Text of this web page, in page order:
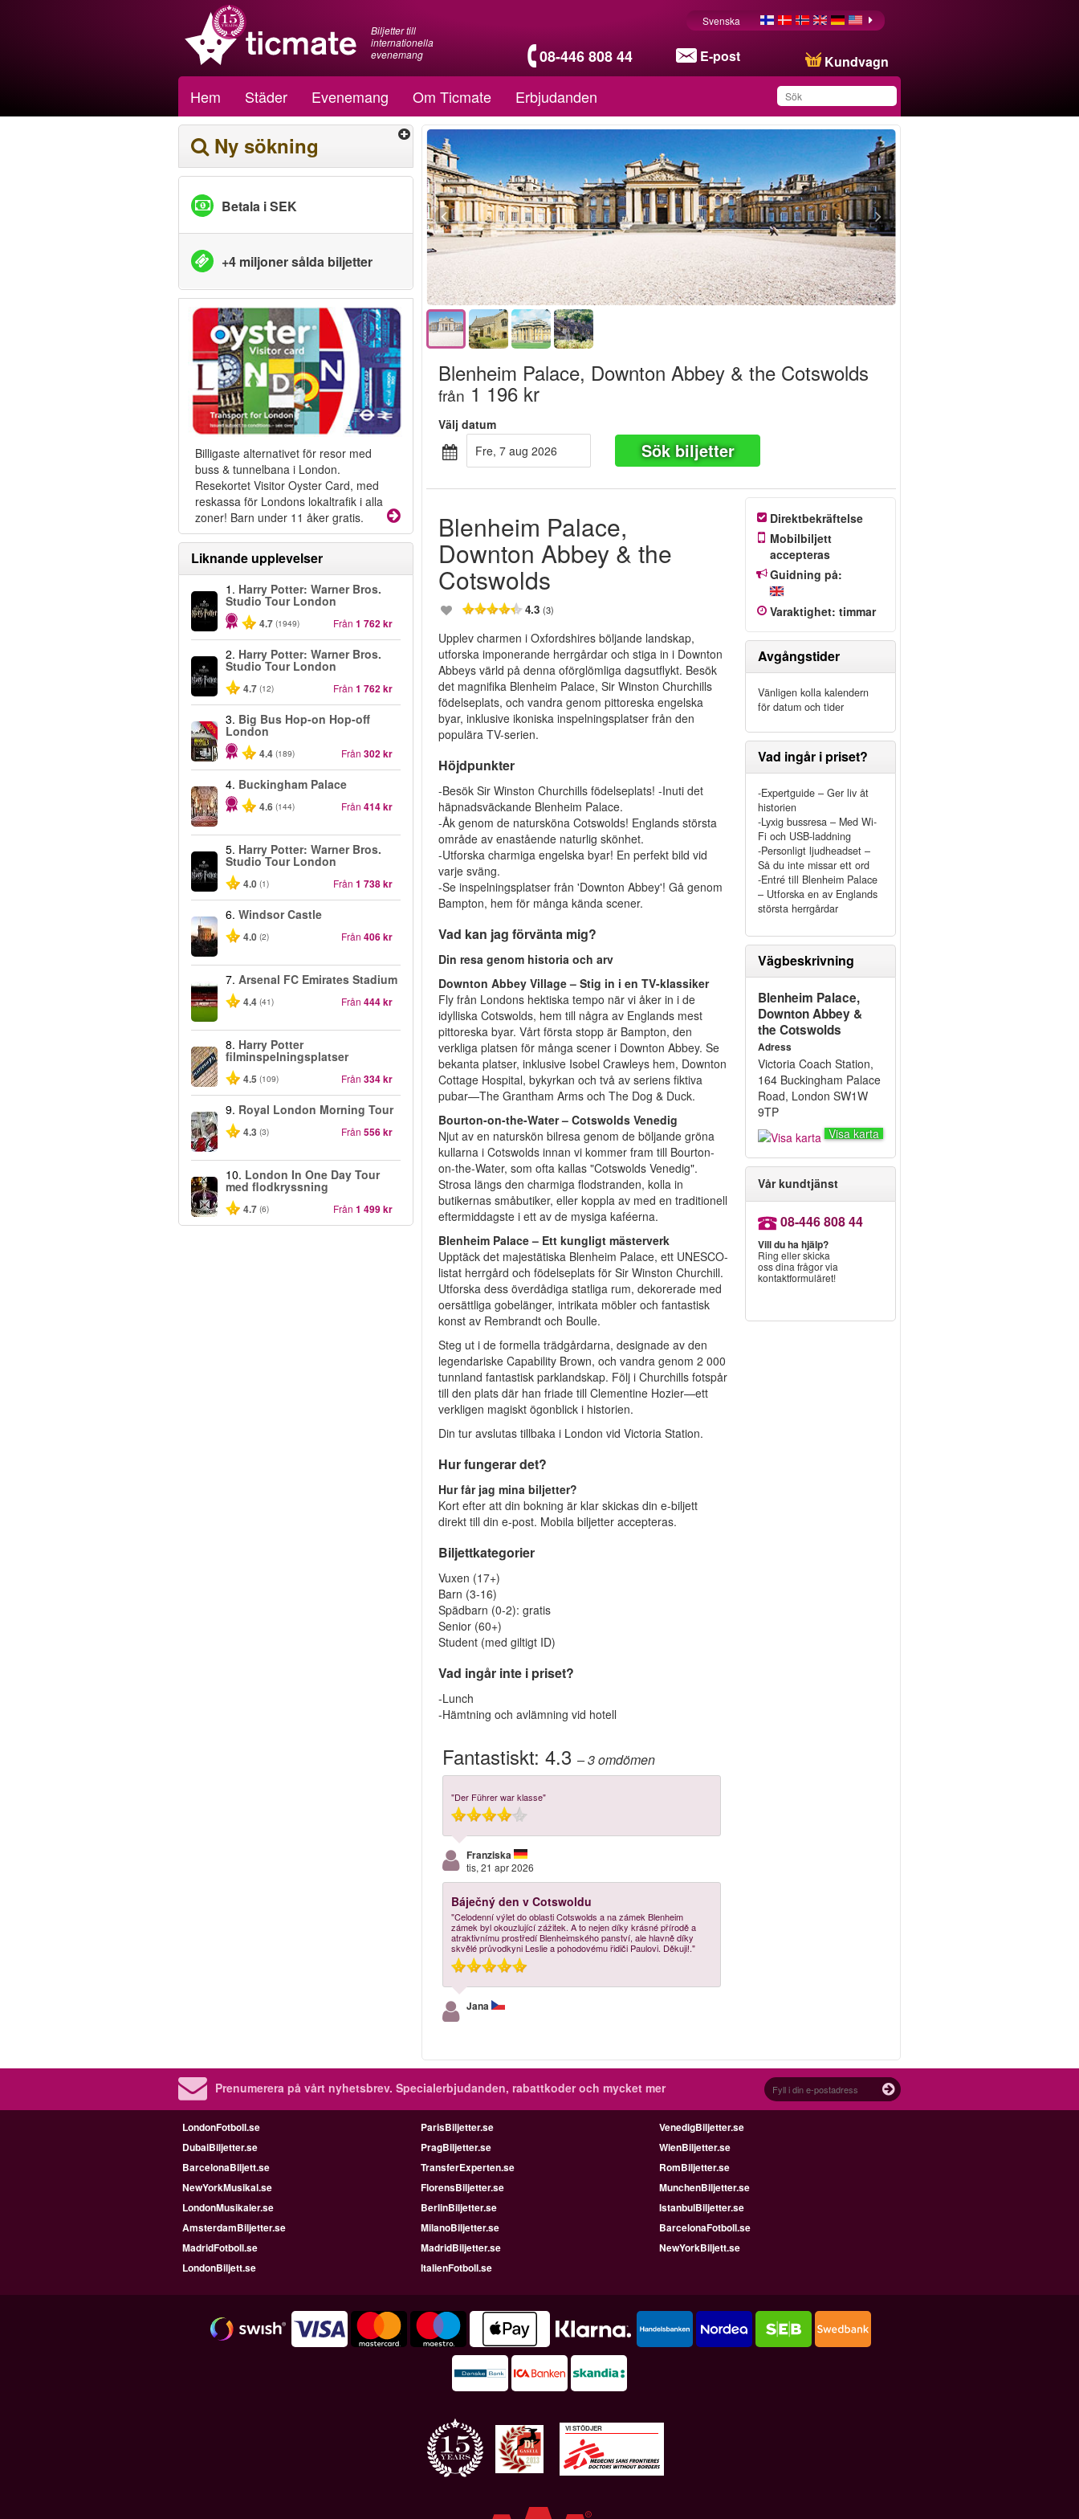
Biljetter till
internationella
evenemang
08-446 808 44 E-post Kundvagn
Svenska
Hem Städer Evenemang Om Ticmate Erbjudanden
Du har sparat produkten
i din lista
Ny sökning
Betala i SEK
+4 miljoner sålda biljetter
Billigaste alternativet för resor med
buss & tunnelbana i London.
Resekortet Visitor Oyster Card, med
reskassa för Londons lokaltrafik i alla
zoner! Barn under 11 åker gratis.
Liknande upplevelser
1. Harry Potter: Warner Bros.
Studio Tour London
4.7 (1949) Från 1 762 kr
2. Harry Potter: Warner Bros.
Studio Tour London
4.7 (12) Från 1 762 kr
-40%
3. Big Bus Hop-on Hop-off
London
4.4 (189) Från 302 kr
4. Buckingham Palace
4.6 (144) Från 414 kr
5. Harry Potter: Warner Bros.
Studio Tour London
4.0 (1) Från 1 738 kr
6. Windsor Castle
4.0 (2) Från 406 kr
7. Arsenal FC Emirates Stadium
4.4 (41) Från 444 kr
8. Harry Potter
filminspelningsplatser
4.5 (109) Från 334 kr
9. Royal London Morning Tour
4.3 (3) Från 556 kr
10. London In One Day Tour
med flodkryssning
4.7 (6) Från 1 499 kr
Blenheim Palace, Downton Abbey & the Cotswolds
från 1 196 kr
Välj datum
fre, 7 aug 2026
Sök biljetter
Blenheim Palace,
Downton Abbey & the
Cotswolds
4.3(3)
Upplev charmen i Oxfordshires böljande landskap,
utforska imponerande herrgårdar och stiga in i Downton
Abbeys värld på denna oförglömliga dagsutflykt. Besök
det magnifika Blenheim Palace, Sir Winston Churchills
födelseplats, och vandra genom pittoreska engelska
byar, inklusive ikoniska inspelningsplatser från den
populära TV-serien.
Höjdpunkter
-Besök Sir Winston Churchills födelseplats! -Inuti det
häpnadsväckande Blenheim Palace.
-Åk genom de natursköna Cotswolds! Englands största
område av enastående naturlig skönhet.
-Utforska charmiga engelska byar! En perfekt bild vid
varje sväng.
-Se inspelningsplatser från 'Downton Abbey'! Gå genom
Bampton, hem för många kända scener.
Vad kan jag förvänta mig?
Din resa genom historia och arv
Downton Abbey Village – Stig in i en TV-klassiker
Fly från Londons hektiska tempo när vi åker in i de
idylliska Cotswolds, hem till några av Englands mest
pittoreska byar. Vårt första stopp är Bampton, den
verkliga platsen för många scener i Downton Abbey. Se
bekanta platser, inklusive Isobel Crawleys hem, Downton
Cottage Hospital, bykyrkan och två av seriens fiktiva
pubar—The Grantham Arms och The Dog & Duck.
Bourton-on-the-Water – Cotswolds Venedig
Njut av en naturskön bilresa genom de böljande gröna
kullarna i Cotswolds innan vi kommer fram till Bourton-
on-the-Water, som ofta kallas "Cotswolds Venedig".
Strosa längs den charmiga flodstranden, kolla in
butikernas småbutiker, eller koppla av med en traditionell
eftermiddagste i ett av de mysiga kaféerna.
Blenheim Palace – Ett kungligt mästerverk
Upptäck det majestätiska Blenheim Palace, ett UNESCO-
listat herrgård och födelseplats för Sir Winston Churchill.
Utforska dess överdådiga statliga rum, dekorerade med
oersättliga gobelänger, intrikata möbler och fantastisk
konst av Rembrandt och Boulle.
Steg ut i de formella trädgårdarna, designade av den
legendariske Capability Brown, och vandra genom 2 000
tunnland fantastisk parklandskap. Följ i Churchills fotspår
till den plats där han friade till Clementine Hozier—ett
verkligen magiskt ögonblick i historien.
Din tur avslutas tillbaka i London vid Victoria Station.
Hur fungerar det?
Hur får jag mina biljetter?
Kort efter att din bokning är klar skickas din e-biljett
direkt till din e-post. Mobila biljetter accepteras.
Biljettkategorier
Vuxen (17+)
Barn (3-16)
Spädbarn (0-2): gratis
Senior (60+)
Student (med giltigt ID)
Vad ingår inte i priset?
-Lunch
-Hämtning och avlämning vid hotell
Fantastiskt:4.3– 3omdömen
"Der Führer war klasse"
Franziska
tis, 21 apr 2026
Báječný den v Cotswoldu
"Celodenní výlet do oblasti Cotswolds a na zámek Blenheim
zámek byl okouzlující zážitek. A to nejen díky krásné přírodě a
atraktivnímu prostředí Blenheimského panství, ale hlavně díky
skvělé průvodkyni Leslie a pohodovému řidiči Paulovi. Děkuji!."
Jana
Direktbekräftelse
Mobilbiljett
accepteras
Guidning på:
Varaktighet: timmar
Avgångstider
Vänligen kolla kalendern
för datum och tider
Vad ingår i priset?
-Expertguide – Ger liv åt
historien
-Lyxig bussresa – Med Wi-
Fi och USB-laddning
-Personligt ljudheadset –
Så du inte missar ett ord
-Entré till Blenheim Palace
– Utforska en av Englands
största herrgårdar
Vägbeskrivning
Blenheim Palace,
Downton Abbey &
the Cotswolds
Adress
Victoria Coach Station,
164 Buckingham Palace
Road, London SW1W
9TP
Visa karta
Vår kundtjänst
08-446 808 44
Vill du ha hjälp?
Ring eller skicka
oss dina frågor via
kontaktformuläret!
Prenumerera på vårt nyhetsbrev. Specialerbjudanden, rabattkoder och mycket mer
LondonFotboll.se ParisBiljetter.se
VenedigBiljetter.se
DubaiBiljetter.se
PragBiljetter.se
WienBiljetter.se
BarcelonaBiljett.se
TransferExperten.se
RomBiljetter.se
NewYorkMusikal.se
FlorensBiljetter.se
MunchenBiljetter.se
LondonMusikaler.se
BerlinBiljetter.se
IstanbulBiljetter.se
AmsterdamBiljetter.se
MilanoBiljetter.se
BarcelonaFotboll.se
MadridFotboll.se
MadridBiljetter.se
NewYorkBiljett.se
LondonBiljett.se
ItalienFotboll.se
VI STÖDJER